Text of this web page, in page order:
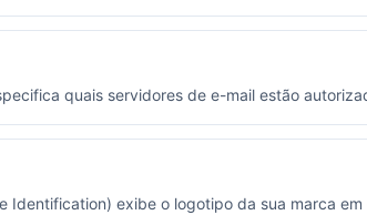
quais servidores de e-mail estão
Identification) exibe o logotipo da sua marca